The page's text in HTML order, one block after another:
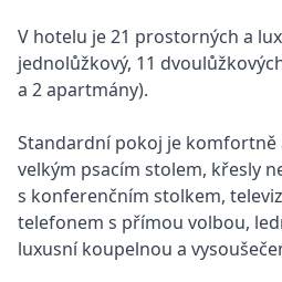
V hotelu je 21 prostorných a
jednolůžkový, 11
a 2 apartmány).
Standardní pokoj je komfortně
velkým psacím stolem, křesly
s konferenčním stolkem,
telefonem s přímou volbou,
luxusní koupelnou a